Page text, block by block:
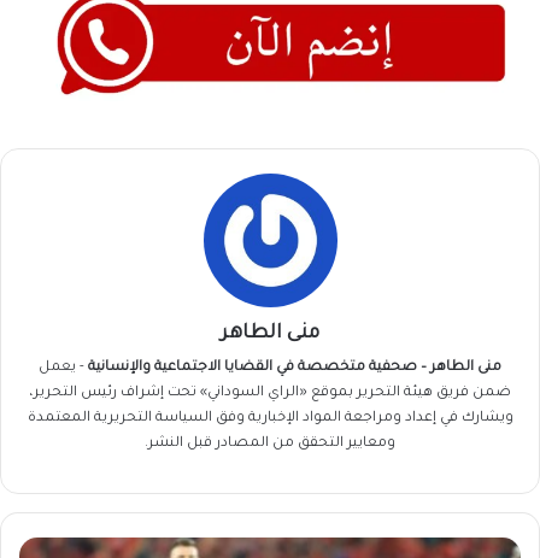
منى الطاهر
منى الطاهر – صحفية متخصصة في القضايا الاجتماعية والإنسانية - يعمل
ضمن فريق هيئة التحرير بموقع «الراي السوداني» تحت إشراف رئيس التحرير،
ويشارك في إعداد ومراجعة المواد الإخبارية وفق السياسة التحريرية المعتمدة
ومعايير التحقق من المصادر قبل النشر.
الهلال